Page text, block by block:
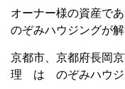
オーナー様の資産で
のぞみハウジングが解
京都市、京都府長岡
理 は のぞみハウジ